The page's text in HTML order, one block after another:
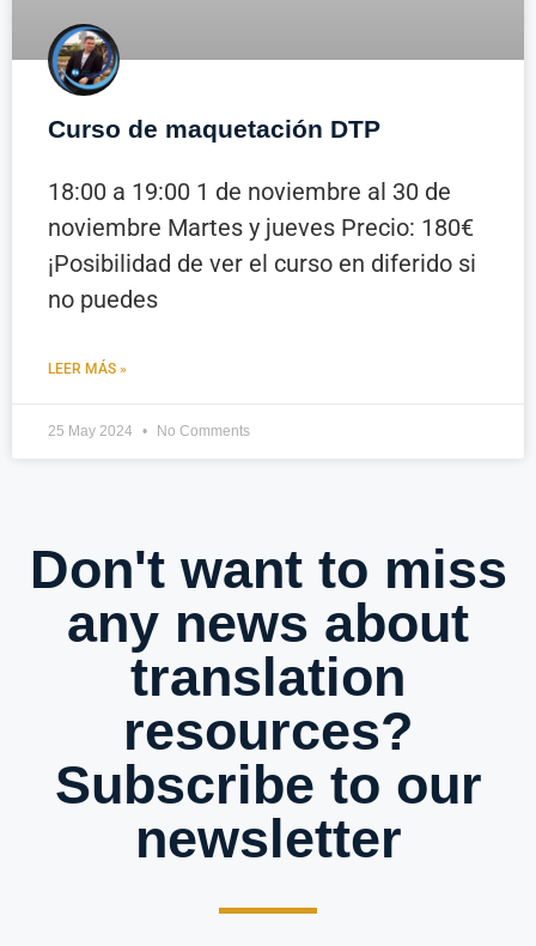
Curso de maquetación DTP
18:00 a 19:00 1 de noviembre al 30 de
noviembre Martes y jueves Precio: 180€
¡Posibilidad de ver el curso en diferido si
no puedes
LEER MÁS »
25 May 2024 No Comments
Don't want to miss
any news about
translation
resources?
Subscribe to our
newsletter